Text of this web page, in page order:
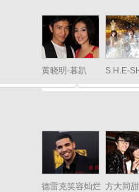
黄晓明-暮趴 S.H.E-
德雷克笑容灿烂 方大同